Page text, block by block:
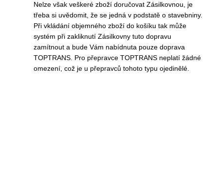
Nelze však veškeré zboží doručovat Zásilkovnou, je
třeba si uvědomit, že se jedná v podstatě o stavebniny.
Při vkládání objemného zboží do košíku tak může
systém při zakliknutí Zásilkovny tuto dopravu
zamítnout a bude Vám nabídnuta pouze doprava
TOPTRANS. Pro přepravce TOPTRANS neplatí žádné
omezení, což je u přepravců tohoto typu ojedinělé.